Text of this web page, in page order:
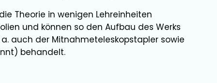
Theorie in wenigen Lehreinheiten
und können so den Aufbau des Werks
auch der Mitnahmeteleskopstapler sowie
behandelt.